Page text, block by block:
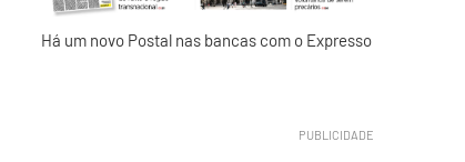
Há um novo Postal nas bancas com o Expresso